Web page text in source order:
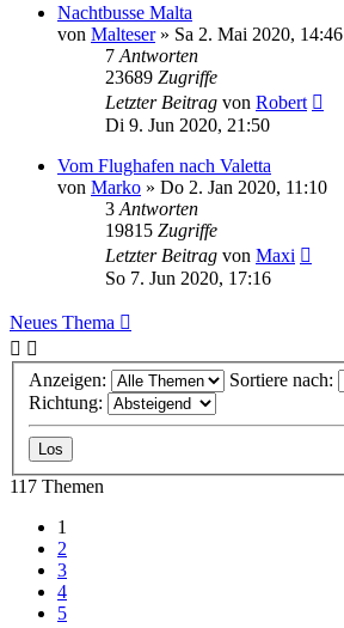
Nachtbusse Malta
von Malteser» Sa 2. Mai 2020, 14:46
7 Antworten
23689 Zugriffe
Letzter Beitrag von Robert
Di 9. Jun 2020, 21:50
Vom Flughafen nach Valetta
von Marko » Do 2. Jan 2020, 11:10
3 Antworten
19815 Zugriffe
Letzter Beitrag von Maxi
So 7. Jun 2020, 17:16
Neues Thema
Anzeigen:
Sortiere nach:
Richtung:
117 Themen
1
2
3
4
5